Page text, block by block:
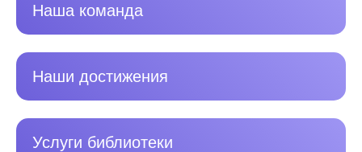
Наша команда
Наши достижения
Услуги библиотеки